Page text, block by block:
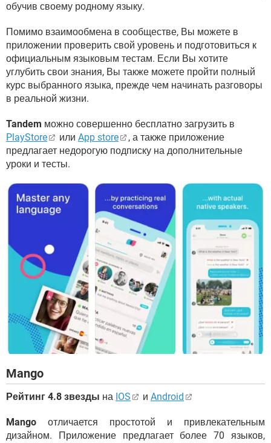
обучив своему родному языку.
Помимо взаимообмена в сообществе, Вы можете в
приложении проверить свой уровень и подготовиться к
официальным языковым тестам. Если Вы хотите
углубить свои знания, Вы также можете пройти полный
курс выбранного языка, прежде чем начинать разговоры
в реальной жизни.
Tandem можно совершенно бесплатно загрузить в
PlayStore
или App store
, а также приложение
предлагает недорогую подписку на дополнительные
уроки и тесты.
Mango
Рейтинг 4.8 звезды на IOS и Android
Mango отличается простотой и привлекательным
дизайном. Приложение предлагает более 70 языков,